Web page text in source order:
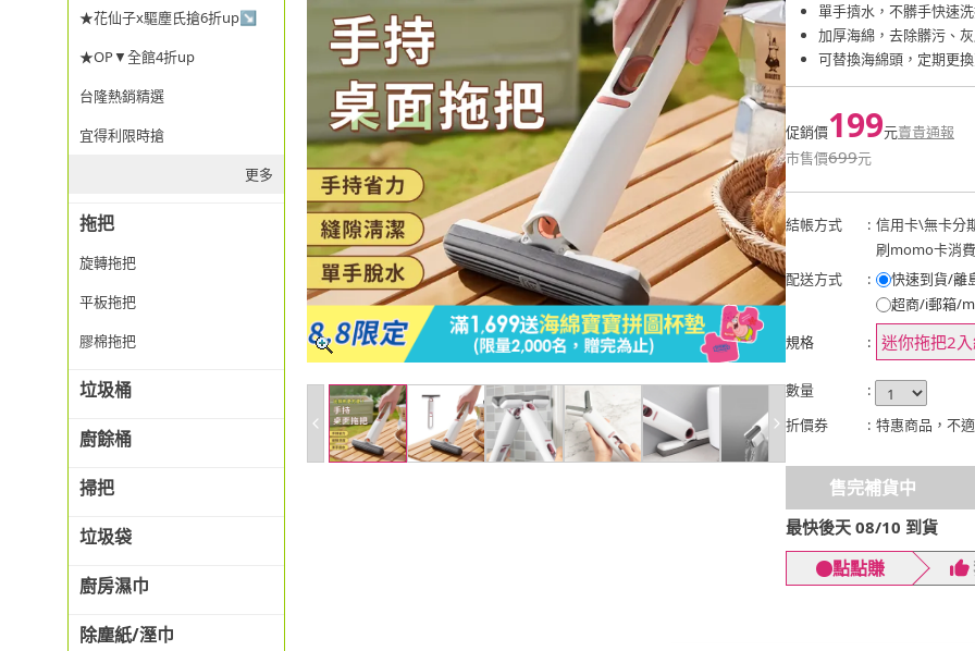
★花仙子x驅塵氏搶6折up↘
★OP▼全館4折up
台隆熱銷精選
宜得利限時搶
更多
拖把
旋轉拖把
平板拖把
膠棉拖把
垃圾桶
廚餘桶
掃把
垃圾袋
廚房濕巾
除塵紙/溼巾
單手擠水，不髒手快速
加厚海綿，去除髒污、
可替換海綿頭，定期更
促銷價199元賣貴通報
市售價699元
結帳方式 : 信用卡\無卡分
刷momo卡消
配送方式
:
快速到貨/離
超商/i郵箱/
規格
: 迷你拖把2
數量
:
折價券
: 特惠商品，不
售完補貨中
最快後天 08/10 到貨
點點賺